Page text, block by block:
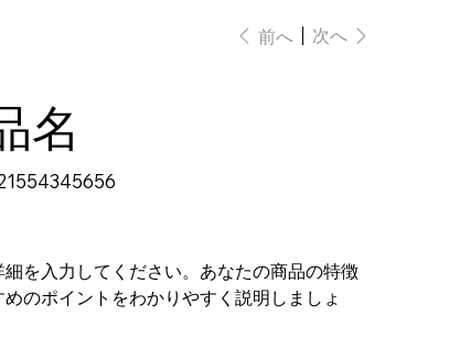
前へ 次へ
名
：
細を入力してください。あなたの商品の特徴
のポイントをわかりやすく説明しましょ